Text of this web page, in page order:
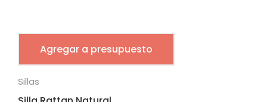
Agregar a presupuesto
Sillas